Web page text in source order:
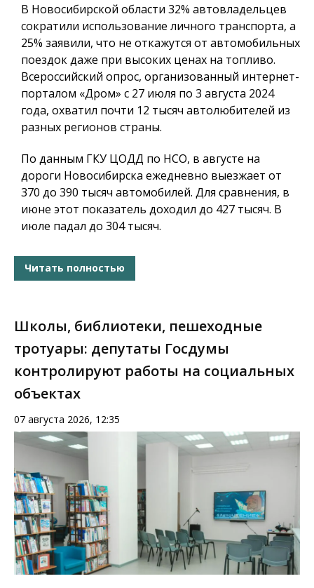
В Новосибирской области 32% автовладельцев
сократили использование личного транспорта, а
25% заявили, что не откажутся от автомобильных
поездок даже при высоких ценах на топливо.
Всероссийский опрос, организованный интернет-
порталом «Дром» с 27 июля по 3 августа 2024
года, охватил почти 12 тысяч автолюбителей из
разных регионов страны.
По данным ГКУ ЦОДД по НСО, в августе на
дороги Новосибирска ежедневно выезжает от
370 до 390 тысяч автомобилей. Для сравнения, в
июне этот показатель доходил до 427 тысяч. В
июле падал до 304 тысяч.
Читать полностью
Школы, библиотеки, пешеходные
тротуары: депутаты Госдумы
контролируют работы на социальных
объектах
07 августа 2026, 12:35